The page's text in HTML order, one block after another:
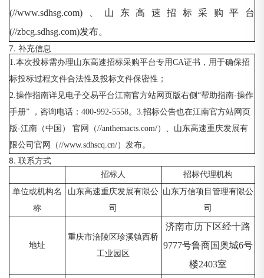
(//www.sdhsg.com)、山东高速招标采购平台
(//zbcg.sdhsg.com)发布。
7. 补充信息
1.本次投标需办理山东高速招标采购平台专用CA证书，用于确保招
标投标过程文件合法性及投标文件保密性；
2.操作指南详见电子交易平台江南官方站网页版右侧“帮助指南-操作
手册” ，咨询电话：400-992-5558。3.招标公告也在江南官方站网页
版-江南（中国） 官网（//anthemacts.com/）、山东高速重庆发展有
限公司官网（//www.sdhscq.cn/）发布。
8. 联系方式
招标人
招标代理机构
单位或机构名
称
山东高速重庆发展有限公
司
山东万信项目管理有限公
司
地址
重庆市涪陵区珍溪镇西桥
工业园区
济南市历下区经十路
9777号鲁商国奥城6号
楼2403室